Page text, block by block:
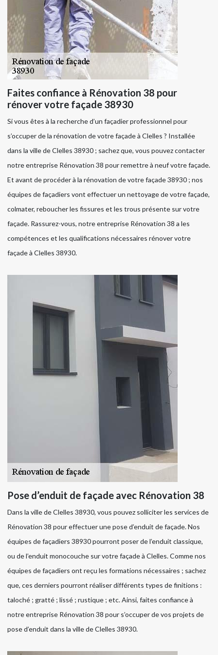
Faites confiance à Rénovation 38 pour
rénover votre façade 38930
Si vous êtes à la recherche d’un façadier professionnel pour
s’occuper de la rénovation de votre façade à Clelles ? Installée
dans la ville de Clelles 38930 ; sachez que, vous pouvez contacter
notre entreprise Rénovation 38 pour remettre à neuf votre façade.
Et avant de procéder à la rénovation de votre façade 38930 ; nos
équipes de façadiers vont effectuer un nettoyage de votre façade,
colmater, reboucher les fissures et les trous présente sur votre
façade. Rassurez-vous, notre entreprise Rénovation 38 a les
compétences et les qualifications nécessaires rénover votre
façade à Clelles 38930.
Pose d’enduit de façade avec Rénovation 38
Dans la ville de Clelles 38930, vous pouvez solliciter les services de
Rénovation 38 pour effectuer une pose d’enduit de façade. Nos
équipes de façadiers 38930 pourront poser de l’enduit classique,
ou de l’enduit monocouche sur votre façade à Clelles. Comme nos
équipes de façadiers ont reçu les formations nécessaires ; sachez
que, ces derniers pourront réaliser différents types de finitions :
taloché ; gratté ; lissé ; rustique ; etc. Ainsi, faites confiance à
notre entreprise Rénovation 38 pour s’occuper de vos projets de
pose d’enduit dans la ville de Clelles 38930.